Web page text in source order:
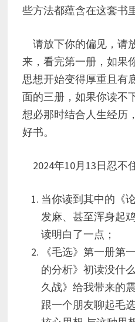
些方法都蕴含在这套书
请放下你的偏见，请
来，看完第一册，如果
思想开始变得厚重且有
面的三册，如果你读不
想必那时结合人生经历
好书。
2024年10月13日忍不
当你读到其中的《
发麻、甚至浑身起
读明白了一点；
《毛选》第一册第
的分析》初读没什
久战》给我带来的
跟一个朋友聊起毛